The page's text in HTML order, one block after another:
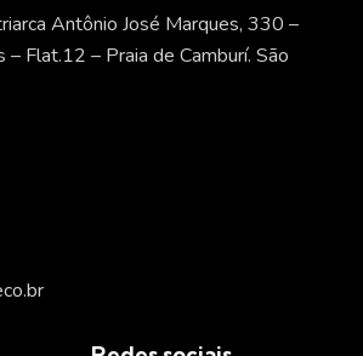
Antônio José Marques, 330 –
Flat.12 – Praia de Camburí. São